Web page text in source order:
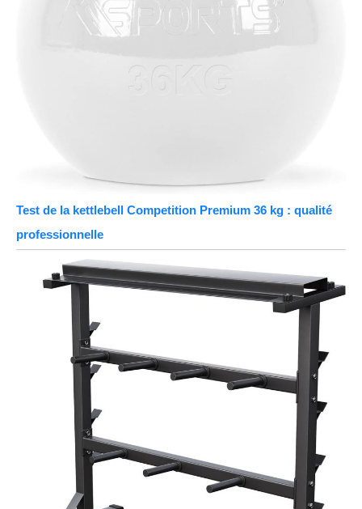
Test de la kettlebell Competition Premium 36 kg : qualité
professionnelle